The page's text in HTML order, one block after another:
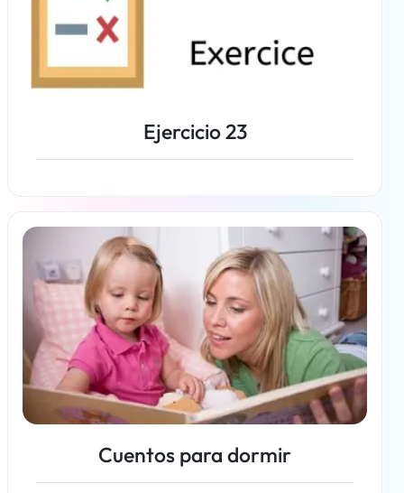
Ejercicio 23
Más información
Cuentos para dormir